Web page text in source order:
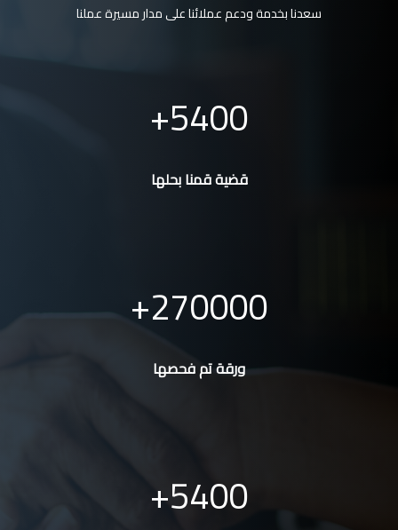
سعدنا بخدمة ودعم عملائنا على مدار مسيرة عملنا
5400
قضية قمنا بحلها
270000
ورقة تم فحصها
5400